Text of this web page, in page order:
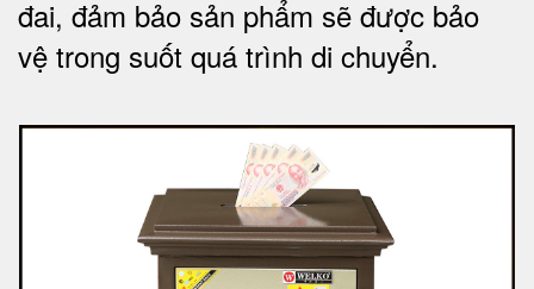
đai, đảm bảo sản phẩm sẽ được bảo
vệ trong suốt quá trình di chuyển.